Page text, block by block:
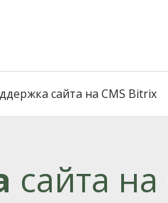
сайта на CMS Bitrix
сайта на